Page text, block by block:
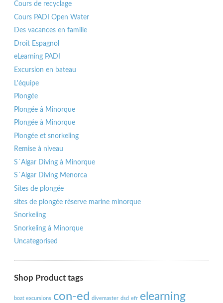
Cours de recyclage
Cours PADI Open Water
Des vacances en famille
Droit Espagnol
eLearning PADI
Excursion en bateau
L'équipe
Plongée
Plongée â Minorque
Plongée à Minorque
Plongée et snorkeling
Remise à niveau
S´Algar Diving à Minorque
S´Algar Diving Menorca
Sites de plongée
sites de plongée rèserve marine minorque
Snorkeling
Snorkeling á Minorque
Uncategorised
Shop Product tags
boat excursions con-ed divemaster dsd efr elearning